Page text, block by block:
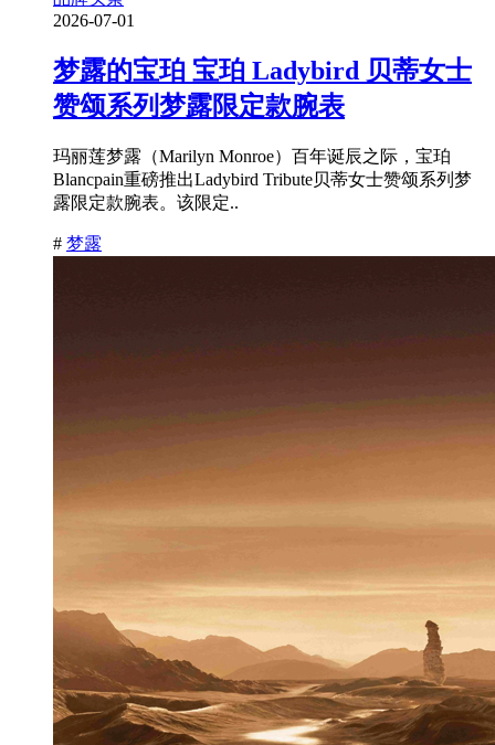
2026-07-01
梦露的宝珀 宝珀 Ladybird 贝蒂女士
赞颂系列梦露限定款腕表
玛丽莲梦露（Marilyn Monroe）百年诞辰之际，宝珀
Blancpain重磅推出Ladybird Tribute贝蒂女士赞颂系列梦
露限定款腕表。该限定..
# 梦露